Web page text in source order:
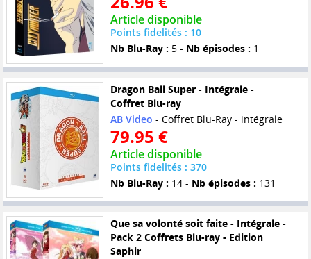
Article disponible
Points fidelités : 10
Nb Blu-Ray : 5 - Nb épisodes : 1
Dragon Ball Super - Intégrale -
Coffret Blu-ray
AB Video - Coffret Blu-Ray - intégrale
79.95 €
Article disponible
Points fidelités : 370
Nb Blu-Ray : 14 - Nb épisodes : 131
Que sa volonté soit faite - Intégrale -
Pack 2 Coffrets Blu-ray - Edition
Saphir